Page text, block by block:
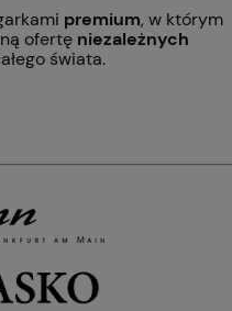
premium, w którym
ofertę niezależnych
świata.